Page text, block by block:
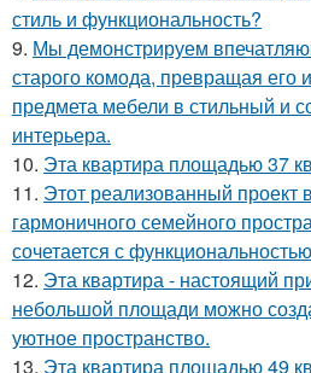
стиль и функциональность?
9. Мы демонстрируем
старого комода, превращая его
предмета мебели в стильный и
интерьера.
10. Эта квартира площадью 37
11. Этот реализованный проект
гармоничного семейного
сочетается с
12. Эта квартира - настоящий
небольшой площади можно
уютное пространство.
13. Эта квартира площадью 49